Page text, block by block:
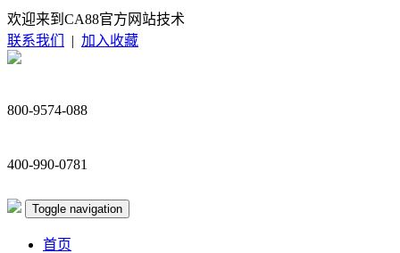
欢迎来到CA88官方网站技术
联系我们
| 加入收藏
800-9574-088
400-990-0781
Toggle navigation
首页